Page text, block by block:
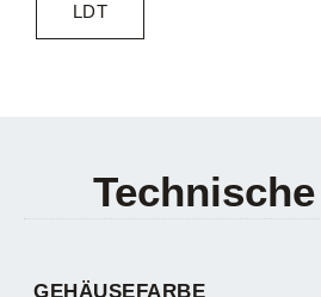
LDT
GEHÄUSEFARBE